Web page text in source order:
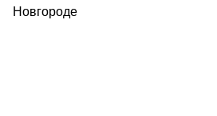
Новгороде